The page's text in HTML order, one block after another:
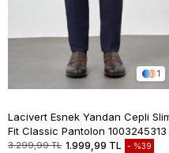
1
Lacivert Esnek Yandan Cepli
Fit Classic Pantolon 1003245313
3.299,99 TL 1.999,99 TL %39